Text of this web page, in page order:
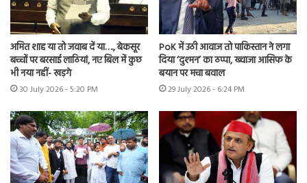
अमित शाह या तो जवाब दें या…., बेकसूर
बच्चों पर बरसाई लाठियां, नए बिल में कुछ
भी नया नहीं- खड़गे
30 July 2026 - 5:20 PM
PoK में उठी आवाज तो पाकिस्तान ने लगा
दिया ‘दुश्मन’ का ठप्पा, ख्वाजा आसिफ के
बयान पर मचा बवाल
29 July 2026 - 6:24 PM